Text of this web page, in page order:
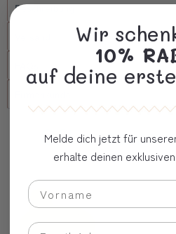
Beschreibung
Oft
Wir
10%
auf deine
Melde dich jetzt für
erhalte deinen